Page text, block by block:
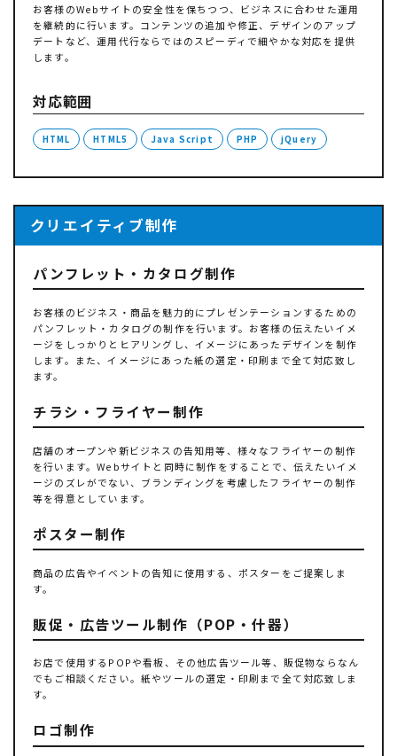
お客様のWebサイトの安全性を保ちつつ、ビジネスに合わせた運用
を継続的に行います。コンテンツの追加や修正、デザインのアップ
デートなど、運用代行ならではのスピーディで細やかな対応を提供
します。
対応範囲
HTML HTML5 Java Script PHP jQuery
クリエイティブ制作
パンフレット・カタログ制作
お客様のビジネス・商品を魅力的にプレゼンテーションするための
パンフレット・カタログの制作を行います。お客様の伝えたいイメ
ージをしっかりとヒアリングし、イメージにあったデザインを制作
します。また、イメージにあった紙の選定・印刷まで全て対応致し
ます。
チラシ・フライヤー制作
店舗のオープンや新ビジネスの告知用等、様々なフライヤーの制作
を行います。Webサイトと同時に制作をすることで、伝えたいイメ
ージのズレがでない、ブランディングを考慮したフライヤーの制作
等を得意としています。
ポスター制作
商品の広告やイベントの告知に使用する、ポスターをご提案しま
す。
販促・広告ツール制作（POP・什器）
お店で使用するPOPや看板、その他広告ツール等、販促物ならなん
でもご相談ください。紙やツールの選定・印刷まで全て対応致しま
す。
ロゴ制作